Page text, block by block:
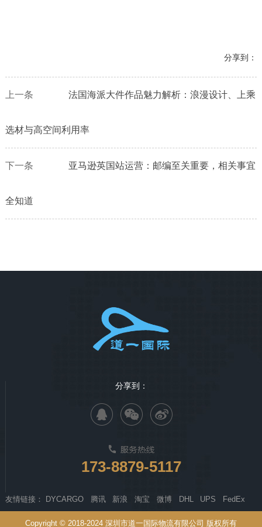
分享到：
上一条 法国海派大件作品魅力解析：浪漫设计、上乘
选材与高空间利用率
下一条 亚马逊英国站运营：邮编至关重要，相关事宜
全知道
分享到：
173-8879-5117
友情链接： DYCARGO 腾讯 新浪 淘宝 微博 DHL UPS FedEx
Copyright © 2018-2024 深圳市道一国际物流有限公司 版权所有